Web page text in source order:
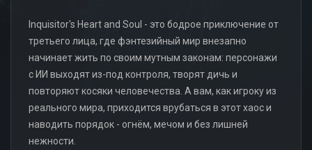
Inquisitor's Heart and Soul - это бодрое приключение от
третьего лица, где фэнтезийный мир внезапно
начинает жить по своим мутным законам: персонажи
с ИИ выходят из-под контроля, творят дичь и
повторяют косяки человечества. А вам, как игроку из
реального мира, приходится врубаться в этот хаос и
наводить порядок - огнём, мечом и без лишней
нежности.